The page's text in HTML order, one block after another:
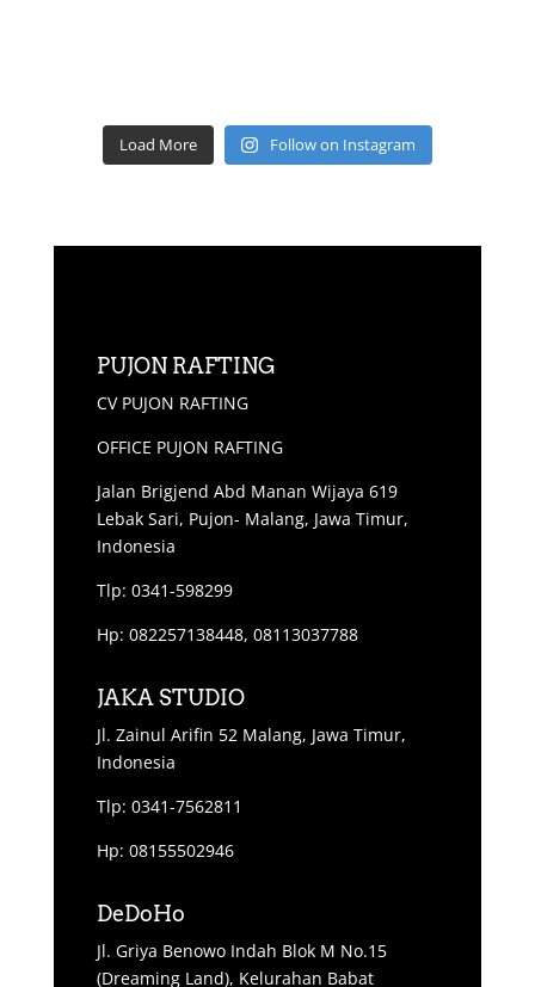
Load More Follow on Instagram
PUJON RAFTING
CV PUJON RAFTING
OFFICE PUJON RAFTING
Jalan Brigjend Abd Manan Wijaya 619
Lebak Sari, Pujon- Malang, Jawa Timur,
Indonesia
Tlp: 0341-598299
Hp: 082257138448, 08113037788
JAKA STUDIO
Jl. Zainul Arifin 52 Malang, Jawa Timur,
Indonesia
Tlp: 0341-7562811
Hp: 08155502946
DeDoHo
Jl. Griya Benowo Indah Blok M No.15
(Dreaming Land), Kelurahan Babat